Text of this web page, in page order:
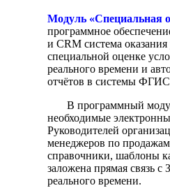
Модуль «Специальная
программное
и CRM система
специальной оценке
реального времени и
отчётов в системы
В программный
необходимые
Руководителей
менеджеров по
справочники, шаблоны
заложена прямая связь с
реального времени.